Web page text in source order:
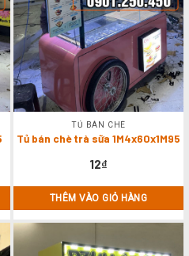
TỦ BÁN CHÈ
Tủ bán chè trà sữa 1M4x60x1M95
12₫
THÊM VÀO GIỎ HÀNG